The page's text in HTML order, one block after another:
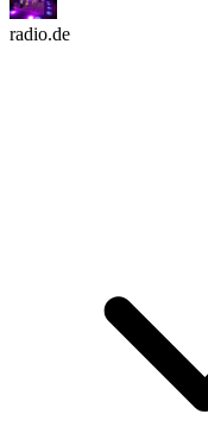
radio.de